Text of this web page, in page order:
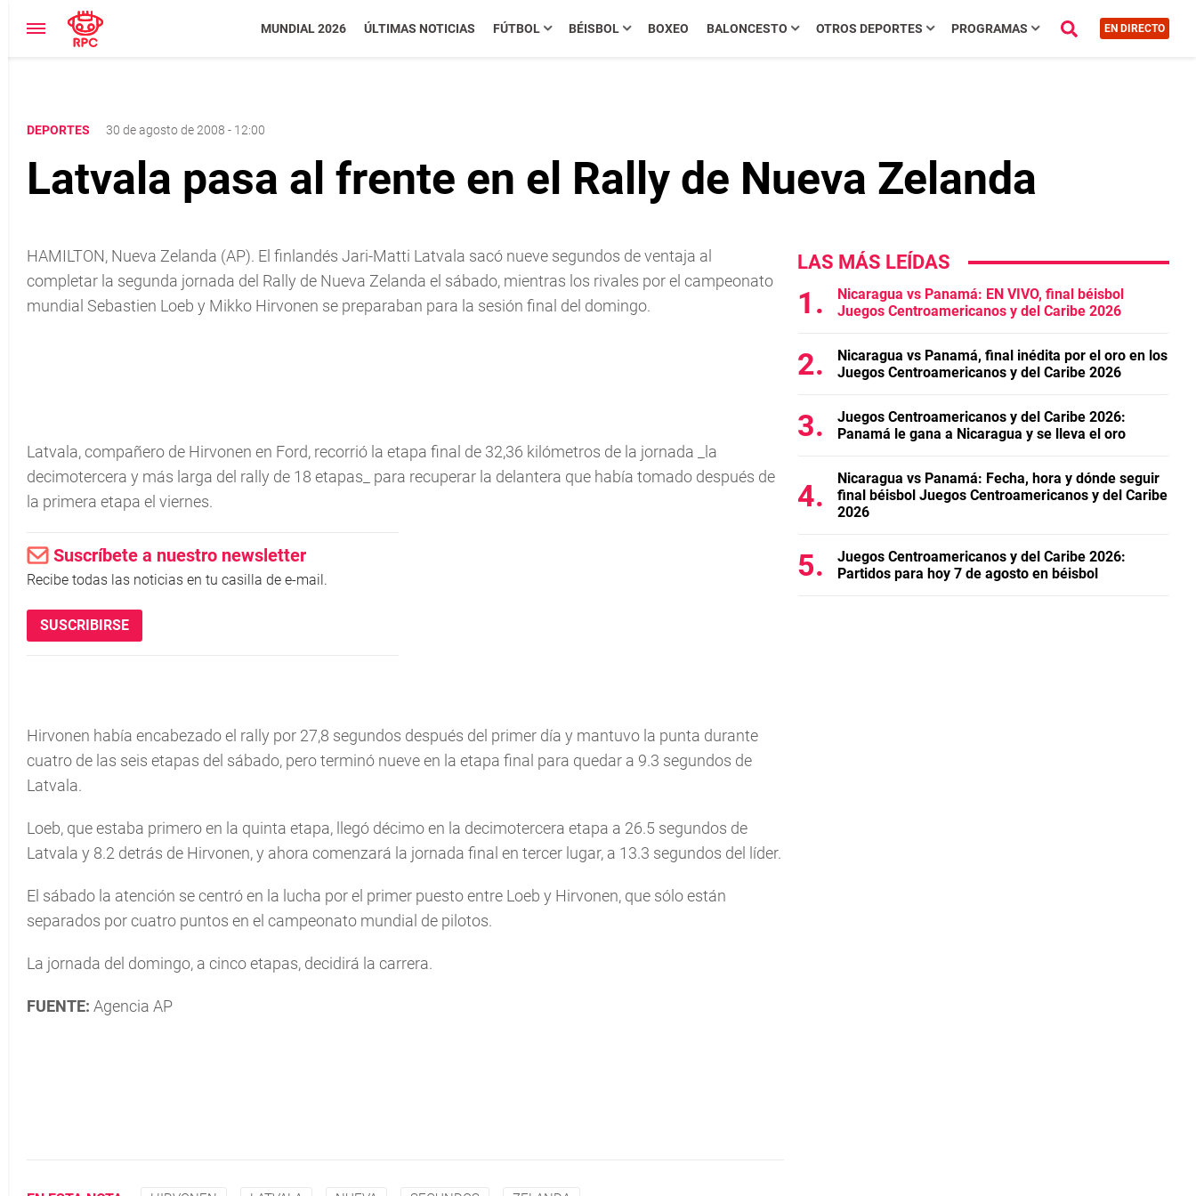
MUNDIAL 2026 ÚLTIMAS NOTICIAS FÚTBOL BÉISBOL BOXEO BALONCESTO OTROS DEPORTES PROGRAMAS EN DIRECTO
DEPORTES 30 de agosto de 2008 - 12:00
Latvala pasa al frente en el Rally de Nueva Zelanda
HAMILTON, Nueva Zelanda (AP). El finlandés Jari-Matti Latvala sacó nueve segundos de ventaja al
completar la segunda jornada del Rally de Nueva Zelanda el sábado, mientras los rivales por el campeonato
mundial Sebastien Loeb y Mikko Hirvonen se preparaban para la sesión final del domingo.
Latvala, compañero de Hirvonen en Ford, recorrió la etapa final de 32,36 kilómetros de la jornada _la
decimotercera y más larga del rally de 18 etapas_ para recuperar la delantera que habí­a tomado después de
la primera etapa el viernes.
Suscríbete a nuestro newsletter
Recibe todas las noticias en tu casilla de e-mail.
SUSCRIBIRSE
Hirvonen habí­a encabezado el rally por 27,8 segundos después del primer dí­a y mantuvo la punta durante
cuatro de las seis etapas del sábado, pero terminó nueve en la etapa final para quedar a 9.3 segundos de
Latvala.
Loeb, que estaba primero en la quinta etapa, llegó décimo en la decimotercera etapa a 26.5 segundos de
Latvala y 8.2 detrás de Hirvonen, y ahora comenzará la jornada final en tercer lugar, a 13.3 segundos del lí­der.
El sábado la atención se centró en la lucha por el primer puesto entre Loeb y Hirvonen, que sólo están
separados por cuatro puntos en el campeonato mundial de pilotos.
La jornada del domingo, a cinco etapas, decidirá la carrera.
FUENTE: Agencia AP
LAS MÁS LEÍDAS
Nicaragua vs Panamá: EN VIVO, final béisbol
Juegos Centroamericanos y del Caribe 2026
Nicaragua vs Panamá, final inédita por el oro en los
Juegos Centroamericanos y del Caribe 2026
Juegos Centroamericanos y del Caribe 2026:
Panamá le gana a Nicaragua y se lleva el oro
Nicaragua vs Panamá: Fecha, hora y dónde seguir
final béisbol Juegos Centroamericanos y del Caribe
2026
Juegos Centroamericanos y del Caribe 2026:
Partidos para hoy 7 de agosto en béisbol